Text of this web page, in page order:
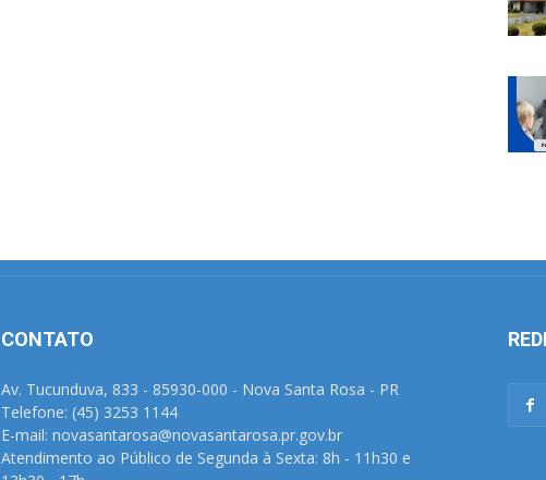
CONTATO
Av. Tucunduva, 833 - 85930-000 - Nova Santa Rosa - PR
Telefone: (45) 3253 1144
E-mail: novasantarosa@novasantarosa.pr.gov.br
Atendimento ao Público de Segunda à Sexta: 8h - 11h30 e